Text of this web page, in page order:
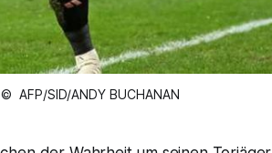
AFP/SID/ANDY BUCHANAN